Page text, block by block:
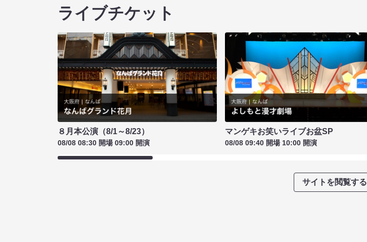
ライブチケット
８月本公演（8/1～8/23）
08/08 08:30 開場 09:00 開演
マンゲキお笑いライブお盆SP
08/08 09:40 開場 10:00 開演
サイトを閲覧する